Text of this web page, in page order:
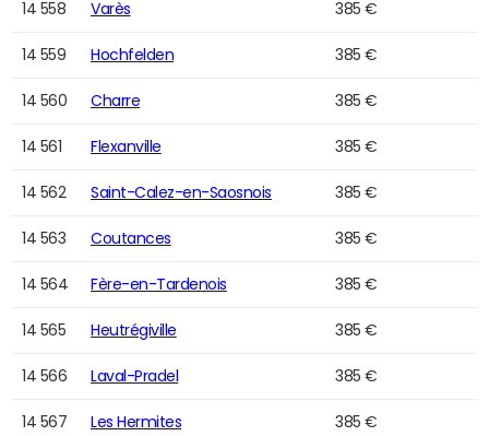
14 558 Varès 385 €
14 559 Hochfelden 385 €
14 560 Charre 385 €
14 561 Flexanville 385 €
14 562 Saint-Calez-en-Saosnois 385 €
14 563 Coutances 385 €
14 564 Fère-en-Tardenois 385 €
14 565 Heutrégiville 385 €
14 566 Laval-Pradel 385 €
14 567 Les Hermites 385 €